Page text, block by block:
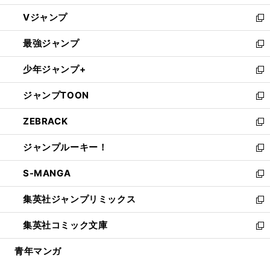
ウ
ィ
ン
ド
ウ
で
開
く
し
い
ウ
ィ
ン
ド
ウ
で
開
く
Vジャンプ
新
し
い
ウ
ィ
ン
ド
ウ
で
開
く
最強ジャンプ
新
し
い
ウ
ィ
ン
ド
ウ
で
開
く
少年ジャンプ+
新
し
い
ウ
ィ
ン
ド
ウ
で
開
く
ジャンプTOON
新
し
い
ウ
ィ
ン
ド
ウ
で
開
く
ZEBRACK
新
し
い
ウ
ィ
ン
ド
ウ
で
開
ジャンプルーキー！
新
し
い
ウ
ィ
ン
ド
ウ
S-MANGA
新
し
い
ウ
ィ
ン
集英社ジャンプリミックス
新
し
い
ウ
集英社コミック文庫
新
し
青年マンガ